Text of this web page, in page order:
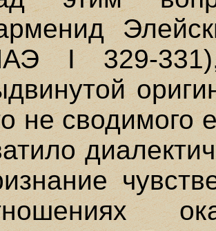
I 329-
не сводимого